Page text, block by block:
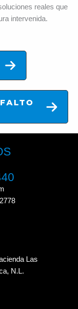
reales que
intervenida.
Las
N.L.